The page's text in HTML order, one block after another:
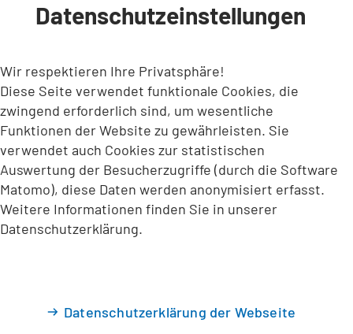
INHALT ANSPRINGEN
Datenschutzeinstellungen
Wir respektieren Ihre Privatsphäre!
Diese Seite verwendet funktionale Cookies, die
zwingend erforderlich sind, um wesentliche
Funktionen der Website zu gewährleisten. Sie
verwendet auch Cookies zur statistischen
Auswertung der Besucherzugriffe (durch die Software
Matomo), diese Daten werden anonymisiert erfasst.
Weitere Informationen finden Sie in unserer
Datenschutzerklärung.
Datenschutzerklärung der Webseite